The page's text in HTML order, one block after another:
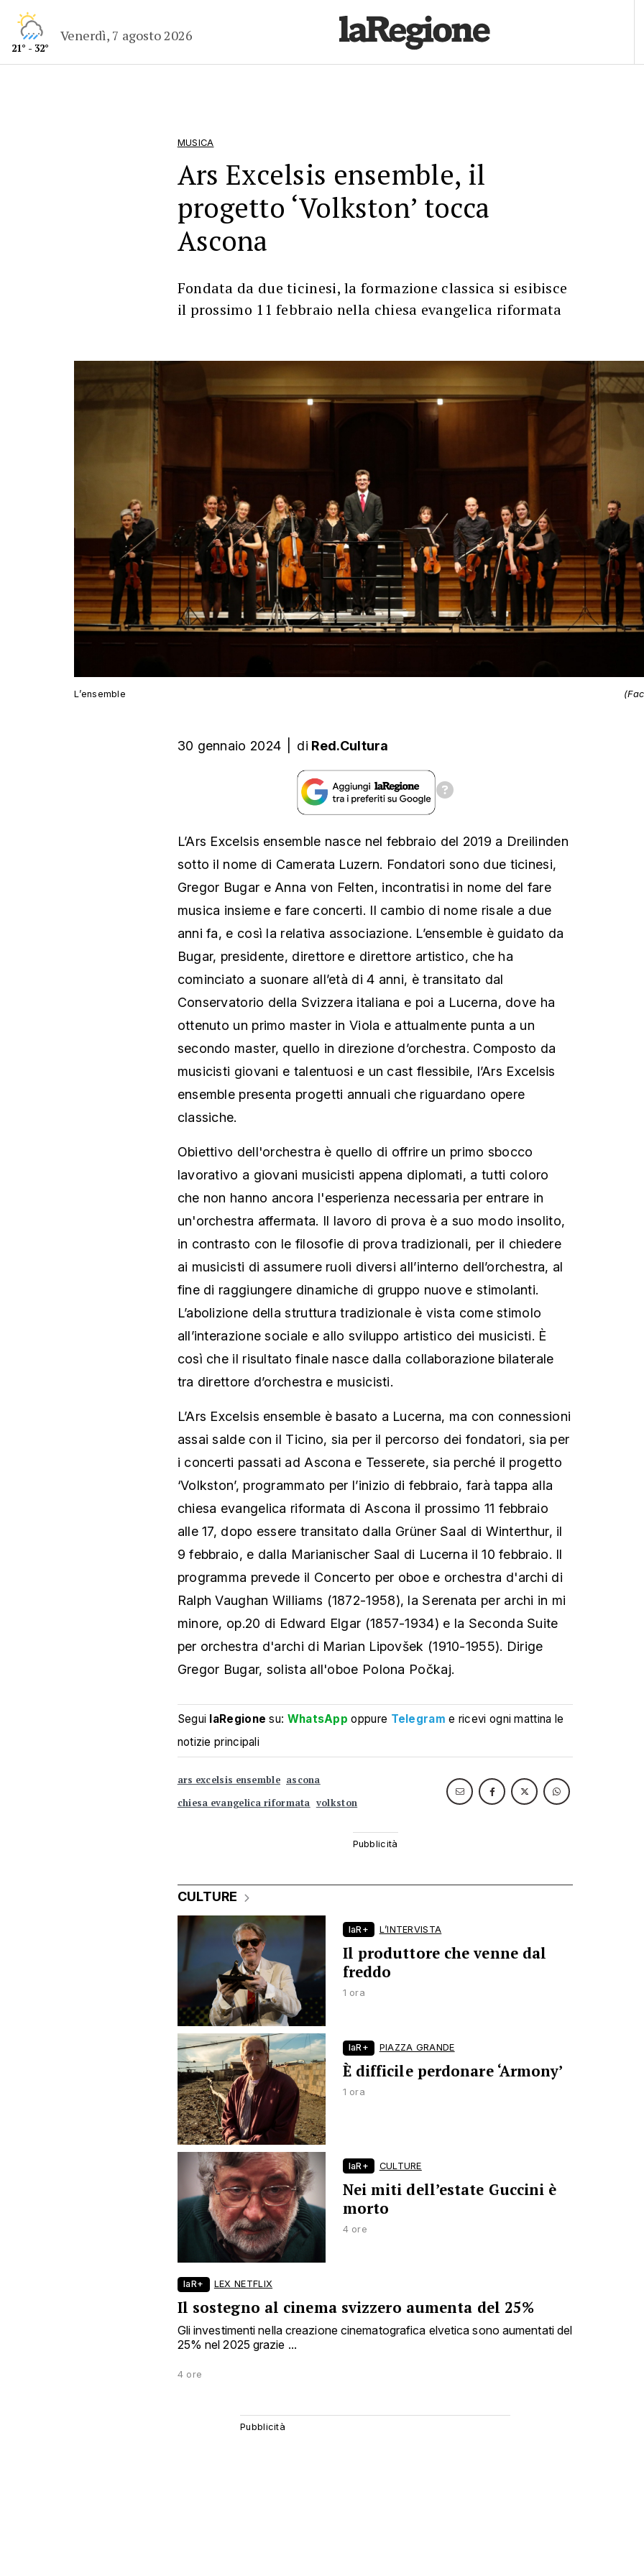
21° - 32°
Venerdì, 7 agosto 2026
MUSICA
Ars Excelsis ensemble, il
progetto ‘Volkston’ tocca
Ascona
Fondata da due ticinesi, la formazione classica si esibisce
il prossimo 11 febbraio nella chiesa evangelica riformata
L’ensemble
30 gennaio 2024 di Red.Cultura
L’Ars Excelsis ensemble nasce nel febbraio del 2019 a Dreilinden
sotto il nome di Camerata Luzern. Fondatori sono due ticinesi,
Gregor Bugar e Anna von Felten, incontratisi in nome del fare
musica insieme e fare concerti. Il cambio di nome risale a due
anni fa, e così la relativa associazione. L’ensemble è guidato da
Bugar, presidente, direttore e direttore artistico, che ha
cominciato a suonare all’età di 4 anni, è transitato dal
Conservatorio della Svizzera italiana e poi a Lucerna, dove ha
ottenuto un primo master in Viola e attualmente punta a un
secondo master, quello in direzione d’orchestra. Composto da
musicisti giovani e talentuosi e un cast flessibile, l’Ars Excelsis
ensemble presenta progetti annuali che riguardano opere
classiche.
Obiettivo dell'orchestra è quello di offrire un primo sbocco
lavorativo a giovani musicisti appena diplomati, a tutti coloro
che non hanno ancora l'esperienza necessaria per entrare in
un'orchestra affermata. Il lavoro di prova è a suo modo insolito,
in contrasto con le filosofie di prova tradizionali, per il chiedere
ai musicisti di assumere ruoli diversi all’interno dell’orchestra, al
fine di raggiungere dinamiche di gruppo nuove e stimolanti.
L’abolizione della struttura tradizionale è vista come stimolo
all’interazione sociale e allo sviluppo artistico dei musicisti. È
così che il risultato finale nasce dalla collaborazione bilaterale
tra direttore d’orchestra e musicisti.
L’Ars Excelsis ensemble è basato a Lucerna, ma con connessioni
assai salde con il Ticino, sia per il percorso dei fondatori, sia per
i concerti passati ad Ascona e Tesserete, sia perché il progetto
‘Volkston’, programmato per l’inizio di febbraio, farà tappa alla
chiesa evangelica riformata di Ascona il prossimo 11 febbraio
alle 17, dopo essere transitato dalla Grüner Saal di Winterthur, il
9 febbraio, e dalla Marianischer Saal di Lucerna il 10 febbraio. Il
programma prevede il Concerto per oboe e orchestra d'archi di
Ralph Vaughan Williams (1872-1958), la Serenata per archi in mi
minore, op.20 di Edward Elgar (1857-1934) e la Seconda Suite
per orchestra d'archi di Marian Lipovšek (1910-1955). Dirige
Gregor Bugar, solista all'oboe Polona Počkaj.
Segui laRegione su: WhatsApp oppure Telegram e ricevi ogni mattina le
notizie principali
ars excelsis ensemble ascona
chiesa evangelica riformata volkston
CULTURE
laR+ L’INTERVISTA
Il produttore che venne dal
freddo
1 ora
laR+ PIAZZA GRANDE
È difficile perdonare ‘Armony’
1 ora
laR+ CULTURE
Nei miti dell’estate Guccini è
morto
4 ore
laR+ LEX NETFLIX
Il sostegno al cinema svizzero aumenta del 25%
Gli investimenti nella creazione cinematografica elvetica sono aumentati del
25% nel 2025 grazie ...
4 ore